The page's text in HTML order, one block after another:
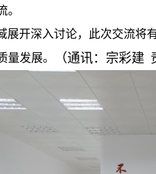
展开深入讨论，此次交流将
发展。
（通讯： 宗彩建